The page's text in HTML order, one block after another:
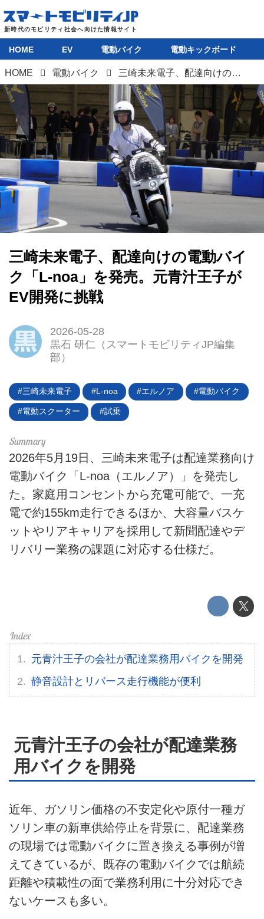
HOME
EV
電動バイク
電動キックボード
ライフスタイル
テクノロジー
HOME EV 電動バイク 電動キックボード
HOME 電動バイク 三崎未来電子、配達向けの電動バイク「L-noa」を発売。元青汁王子がEV開発に挑戦
三崎未来電子、配達向けの電動バイ
ク「L-noa」を発売。元青汁王子が
EV開発に挑戦
2026-05-28
黒石 研仁（スマートモビリティJP編集
部）
三崎未来電子 L-noa エルノア 電動バイク
電動スクーター 試乗
2026年5月19日、三崎未来電子は配達業務向け
電動バイク「L-noa（エルノア）」を発売し
た。家庭用コンセントから充電可能で、一充
電で約155km走行できるほか、大容量バスケ
ットやリアキャリアを採用して新聞配達やデ
リバリー業務の課題に対応する仕様だ。
元青汁王子の会社が配達業務用バイクを開発
静音設計とリバース走行機能が便利
元青汁王子の会社が配達業務
用バイクを開発
近年、ガソリン価格の不安定化や原付一種ガ
ソリン車の新車供給停止を背景に、配達業務
の現場では電動バイクに置き換える事例が増
えてきているが、既存の電動バイクでは航続
距離や積載性の面で業務利用に十分対応でき
ないケースも多い。